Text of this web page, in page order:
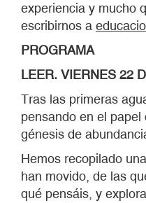
experiencia y mucho
escribirnos a
PROGRAMA
LEER. VIERNES 22
Tras las primeras
pensando en el
génesis de
Hemos recopilado
han movido, de las
qué pensáis, y